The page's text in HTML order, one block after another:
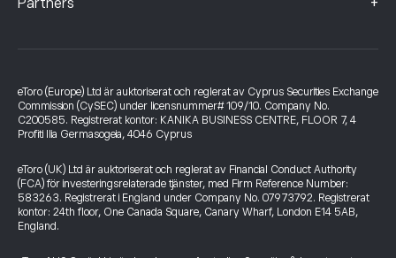
Partners +
eToro (Europe) Ltd är auktoriserat och reglerat av Cyprus Securities Exchange
Commission (CySEC) under licensnummer# 109/10. Company No.
C200585. Registrerat kontor: KANIKA BUSINESS CENTRE, FLOOR 7, 4
Profiti Ilia Germasogeia, 4046 Cyprus
eToro (UK) Ltd är auktoriserat och reglerat av Financial Conduct Authority
(FCA) för investeringsrelaterade tjänster, med Firm Reference Number:
583263. Registrerat i England under Company No. 07973792. Registrerat
kontor: 24th floor, One Canada Square, Canary Wharf, London E14 5AB,
England.